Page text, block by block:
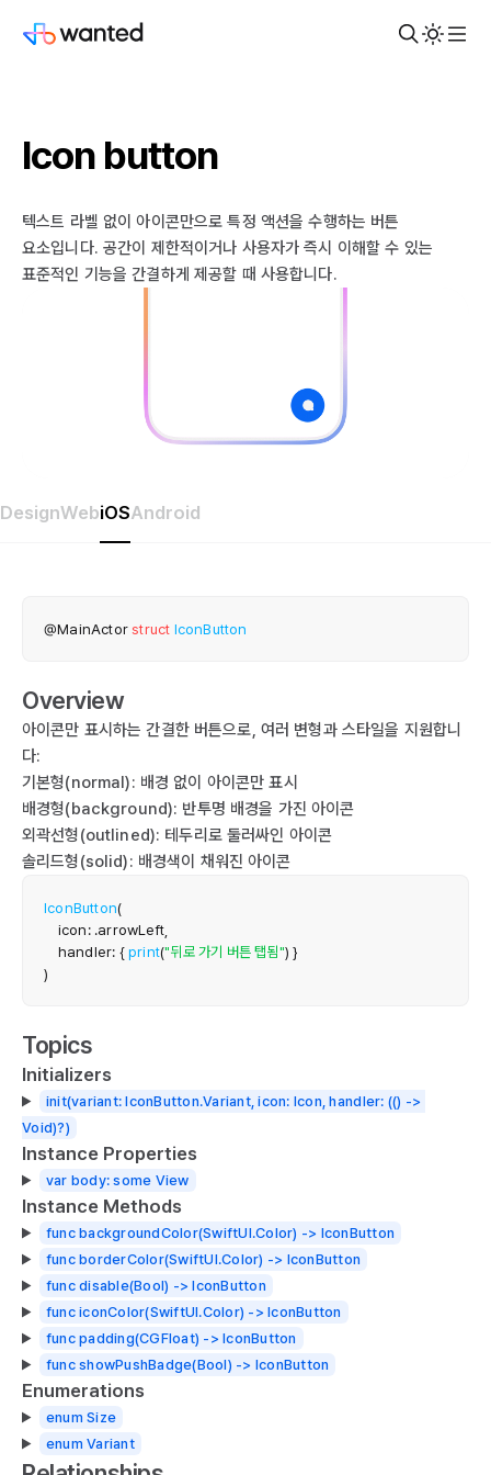
Icon button
텍스트 라벨 없이 아이콘만으로 특정 액션을 수행하는 버튼
요소입니다. 공간이 제한적이거나 사용자가 즉시 이해할 수 있는
표준적인 기능을 간결하게 제공할 때 사용합니다.
DesignWebiOSAndroid
@MainActor struct IconButton
Overview
아이콘만 표시하는 간결한 버튼으로, 여러 변형과 스타일을 지원합니
다:
기본형(normal): 배경 없이 아이콘만 표시
배경형(background): 반투명 배경을 가진 아이콘
외곽선형(outlined): 테두리로 둘러싸인 아이콘
솔리드형(solid): 배경색이 채워진 아이콘
IconButton(
    icon
: .arrowLeft
    handler
: { print("뒤로 가기 버튼 탭됨") }
)
Topics
Initializers
init(variant: IconButton.Variant, icon: Icon, handler: (() ->
Void)?)
Instance Properties
var body: some View
Instance Methods
func backgroundColor(SwiftUI.Color) -> IconButton
func borderColor(SwiftUI.Color) -> IconButton
func disable(Bool) -> IconButton
func iconColor(SwiftUI.Color) -> IconButton
func padding(CGFloat) -> IconButton
func showPushBadge(Bool) -> IconButton
Enumerations
enum Size
enum Variant